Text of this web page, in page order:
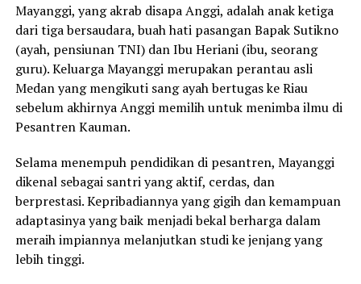
Mayanggi, yang akrab disapa Anggi, adalah anak ketiga
dari tiga bersaudara, buah hati pasangan Bapak Sutikno
(ayah, pensiunan TNI) dan Ibu Heriani (ibu, seorang
guru). Keluarga Mayanggi merupakan perantau asli
Medan yang mengikuti sang ayah bertugas ke Riau
sebelum akhirnya Anggi memilih untuk menimba ilmu di
Pesantren Kauman.
Selama menempuh pendidikan di pesantren, Mayanggi
dikenal sebagai santri yang aktif, cerdas, dan
berprestasi. Kepribadiannya yang gigih dan kemampuan
adaptasinya yang baik menjadi bekal berharga dalam
meraih impiannya melanjutkan studi ke jenjang yang
lebih tinggi.